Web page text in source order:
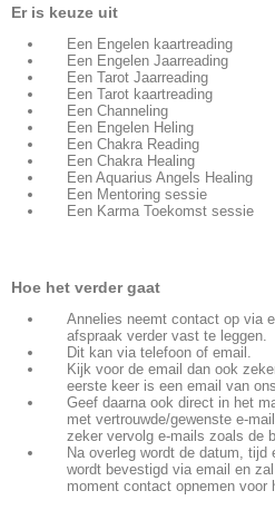
Er is keuze uit
Een Engelen kaartreading
Een Engelen Jaarreading
Een Tarot Jaarreading
Een Tarot kaartreading
Een Channeling
Een Engelen Heling
Een Chakra Reading
Een Chakra Healing
Een Aquarius Angels Healing
Een Mentoring sessie
Een Karma Toekomst sessie
Hoe het verder gaat
Annelies neemt contact op via
afspraak verder vast te leggen.
Dit kan via telefoon of email.
Kijk voor de email dan ook
eerste keer is een email van
Geef daarna ook direct in het
met vertrouwde/gewenste e-
zeker vervolg e-mails zoals de
Na overleg wordt de datum,
wordt bevestigd via email en
moment contact opnemen voor